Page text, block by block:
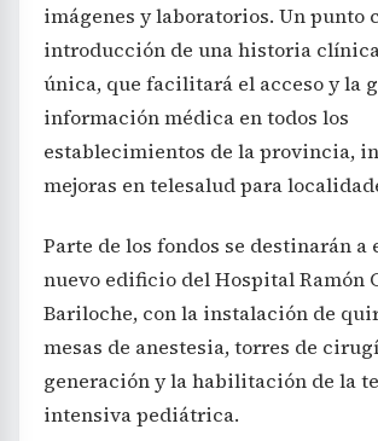
imágenes y laboratorios. Un punto
introducción de una historia
única, que facilitará el acceso y la
información médica en todos los
establecimientos de la provincia,
mejoras en telesalud para
Parte de los fondos se destinarán a
nuevo edificio del Hospital Ramón
Bariloche, con la instalación de
mesas de anestesia, torres de
generación y la habilitación de la
intensiva pediátrica.